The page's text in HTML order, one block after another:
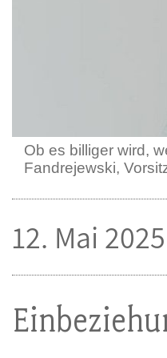
Ob es billiger wird,
Fandrejewski,
12. Mai 2025